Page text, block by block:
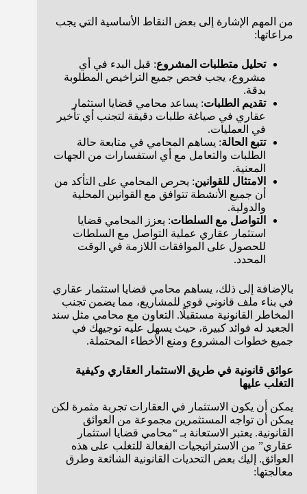
من المهم الإشارة إلى بعض النقاط الأساسية التي يجب
مراعاتها:
تحليل متطلبات المشروع: قبل البدء في أي
مشروع، يجب فحص جميع التراخيص المطلوبة
بدقة.
تقديم الطلبات: يساعد محامي قضايا استثمار
عقاري في صياغة طلبات دقيقة لتجنب أي تأخير
في العمليات.
تتبع الحالة: يساهم المحامي في متابعة حالة
الطلبات والتعامل مع أي استفسارات من الجهات
المعنية.
الامتثال للقوانين: يحرص المحامي على التأكد من
أن جميع الأنشطة تتوافق مع القوانين المحلية
والدولية.
التواصل مع السلطات: يعزز المحامي قضايا
استثمار عقاري عملية التواصل مع السلطات
للحصول على الموافقات اللازمة في الوقت
المحدد.
بالإضافة إلى ذلك، يساهم محامي قضايا استثمار عقاري
في بناء ملف قانوني قوي للمشاريع، مما يضمن تجنب
المخاطر القانونية مستقبلًا. التعاون مع محامي مثل سند
الجعيد له فوائد كبيرة، حيث يسهل عليه توجيهك في
جميع خطوات المشروع ومنع الأخطاء المحتملة.
عوائق قانونية في طريق الاستثمار العقاري وكيفية
التغلب عليها
يمكن أن يكون الاستثمار في العقارات تجربة مثمرة لكن
يمكن أن تواجه المستثمرين مجموعة من العوائق
القانونية. يعتبر الاستعانة بـ “محامي قضايا استثمار
عقاري” من الاستراتيجيات الفعالة للتغلب على هذه
العوائق. إليك بعض التحديات القانونية الشائعة وطرق
معالجتها: